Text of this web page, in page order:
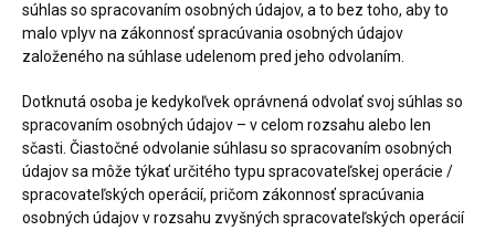
súhlas so spracovaním osobných údajov, a to bez toho, aby to
malo vplyv na zákonnosť spracúvania osobných údajov
založeného na súhlase udelenom pred jeho odvolaním.
Dotknutá osoba je kedykoľvek oprávnená odvolať svoj súhlas so
spracovaním osobných údajov – v celom rozsahu alebo len
sčasti. Čiastočné odvolanie súhlasu so spracovaním osobných
údajov sa môže týkať určitého typu spracovateľskej operácie /
spracovateľských operácií, pričom zákonnosť spracúvania
osobných údajov v rozsahu zvyšných spracovateľských operácií